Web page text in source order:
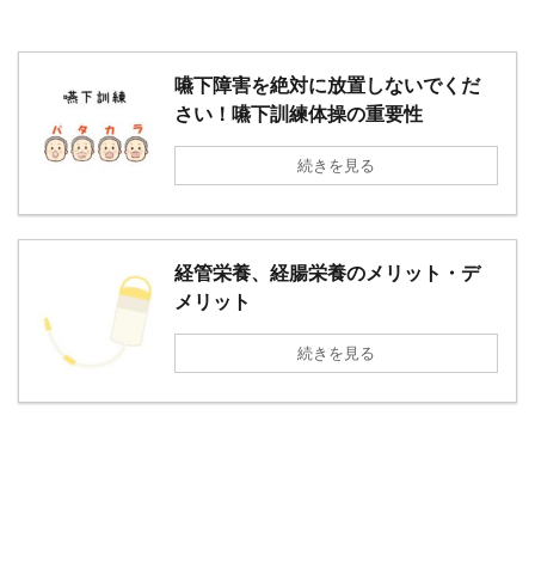
嚥下障害を絶対に放置しないでくだ
さい！嚥下訓練体操の重要性
続きを見る
経管栄養、経腸栄養のメリット・デ
メリット
続きを見る